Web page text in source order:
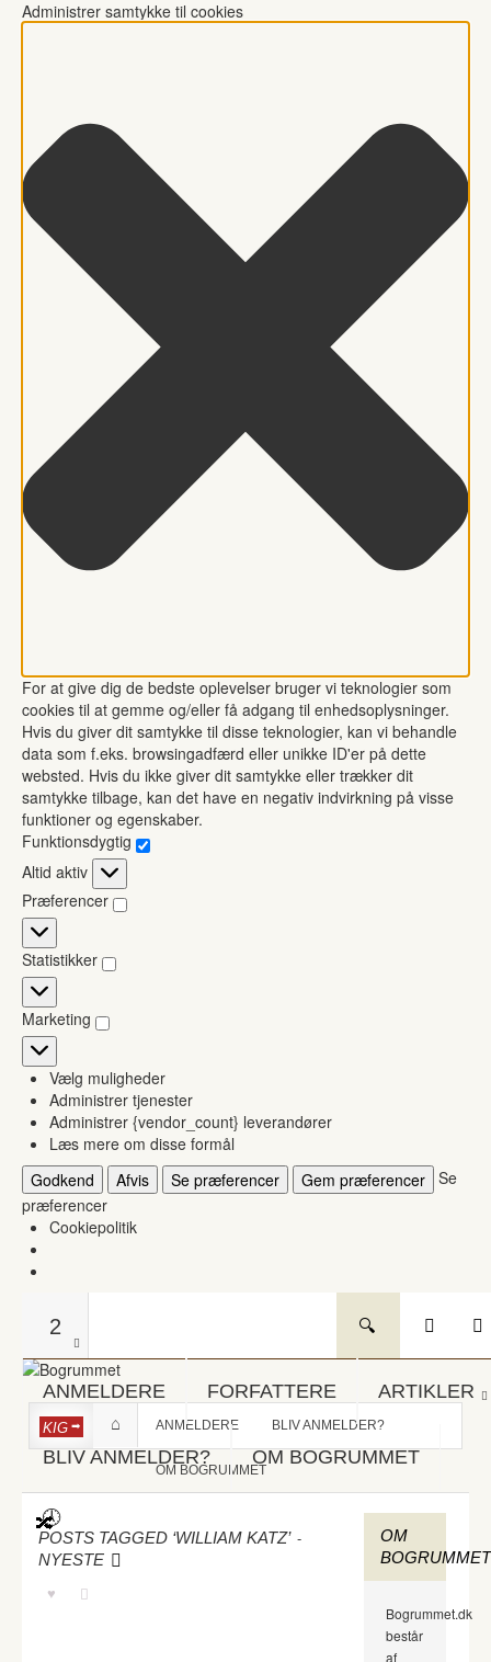
Administrer samtykke til cookies
For at give dig de bedste oplevelser bruger vi teknologier som
cookies til at gemme og/eller få adgang til enhedsoplysninger.
Hvis du giver dit samtykke til disse teknologier, kan vi behandle
data som f.eks. browsingadfærd eller unikke ID'er på dette
websted. Hvis du ikke giver dit samtykke eller trækker dit
samtykke tilbage, kan det have en negativ indvirkning på visse
funktioner og egenskaber.
Funktionsdygtig
Funktionsdygtig
Altid aktiv
Præferencer
Præferencer
Statistikker
Statistikker
Marketing
Marketing
Vælg muligheder
Administrer tjenester
Administrer {vendor_count} leverandører
Læs mere om disse formål
Godkend
Afvis Se præferencer Gem præferencer Se
præferencer
Cookiepolitik
2
ANMELDERE FORFATTERE ARTIKLER
BLIV ANMELDER? OM BOGRUMMET
KIG ANMELDERE BLIV ANMELDER?
OM BOGRUMMET
POSTS TAGGED ‘WILLIAM KATZ’ -
NYESTE
OM
BOGRUMMET
Bogrummet.dk
består
af